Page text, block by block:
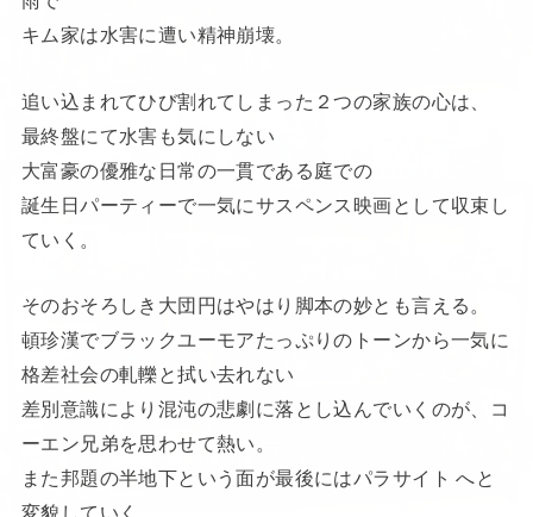
キム家は水害に遭い精神崩壊。
追い込まれてひび割れてしまった２つの家族の心は、
最終盤にて水害も気にしない
大富豪の優雅な日常の一貫である庭での
誕生日パーティーで一気にサスペンス映画として収束し
ていく。
そのおそろしき大団円はやはり脚本の妙とも言える。
頓珍漢でブラックユーモアたっぷりのトーンから一気に
格差社会の軋轢と拭い去れない
差別意識により混沌の悲劇に落とし込んでいくのが、コ
ーエン兄弟を思わせて熱い。
また邦題の半地下という面が最後にはパラサイト へと
変貌していく、